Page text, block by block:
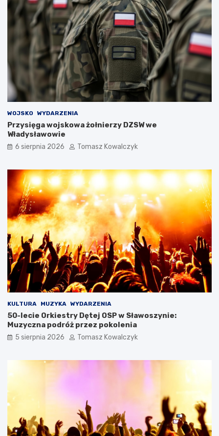
WOJSKO WYDARZENIA
Przysięga wojskowa żołnierzy DZSW we
Władysławowie
6 sierpnia 2026 Tomasz Kowalczyk
KULTURA MUZYKA WYDARZENIA
50-lecie Orkiestry Dętej OSP w Sławoszynie:
Muzyczna podróż przez pokolenia
5 sierpnia 2026 Tomasz Kowalczyk